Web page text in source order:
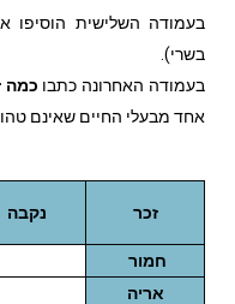
בעמודה השלישית הוסיפו
בשרי).
בעמודה האחרונה כתבו כמה
אחד מבעלי החיים שאינם
זכר נקבה
חמור
אריה